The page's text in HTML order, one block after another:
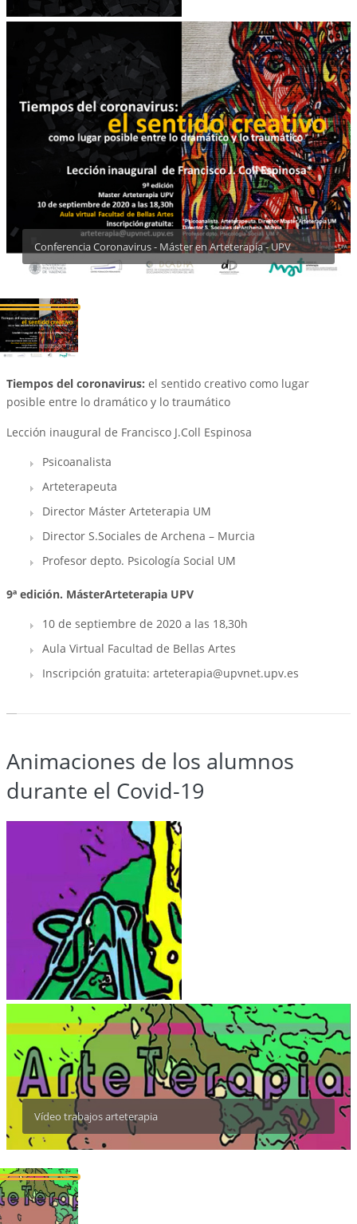
Conferencia Coronavirus - Máster en Arteterapia - UPV
Tiempos del coronavirus: el sentido creativo como lugar
posible entre lo dramático y lo traumático
Lección inaugural de Francisco J.Coll Espinosa
Psicoanalista
Arteterapeuta
Director Máster Arteterapia UM
Director S.Sociales de Archena – Murcia
Profesor depto. Psicología Social UM
9ª edición. MásterArteterapia UPV
10 de septiembre de 2020 a las 18,30h
Aula Virtual Facultad de Bellas Artes
Inscripción gratuita: arteterapia@upvnet.upv.es
Animaciones de los alumnos
durante el Covid-19
Vídeo trabajos arteterapia